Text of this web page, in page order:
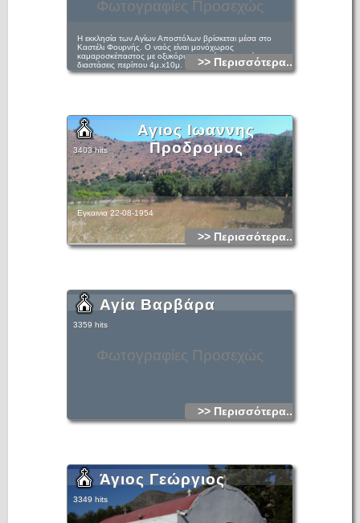
Φωτογραφίες Προσεχώς
Η εκκλησία των Αγίων Αποστόλων βρίσκεται μέσα στο
Καστέλι Φουρνής. Ο ναός είναι μονόχωρος
καμαροσκέπαστος με οξυκόρυφη καμάρα, μακρόστενος με
διαστάσεις περίπου 4μ.x10μ. , η είσοδος βρίσκεται δυτικά.
Φέρει παλαιές εικόνες στο τέμπλο. Ο ναός κοσμείται με
>> Περισσότερα...
Αγιος Ιωαννης
Προδρομος
3403 hits
Εγκαινια 22-08-1954
>> Περισσότερα...
Φωτογραφίες Προσεχώς
Αγία Βαρβάρα
3359 hits
>> Περισσότερα...
Άγιος Γεώργιος
3349 hits